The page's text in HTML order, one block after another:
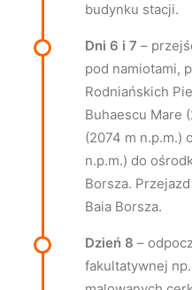
budynku stacji.
Dni 6 i 7 –
pod namiotami,
Rodniańskich
Buhaescu Mare
(2074 m n.p.m.)
n.p.m.) do
Borsza.
Baia Borsza.
Dzień 8 –
fakultatywnej